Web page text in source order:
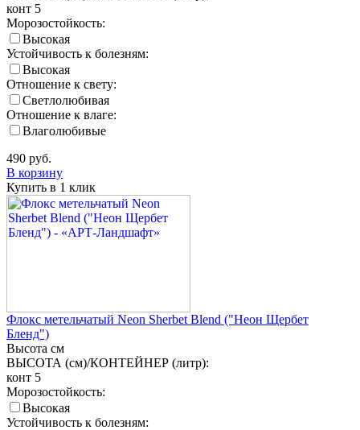
конт 5
Морозостойкость:
Высокая
Устойчивость к болезням:
Высокая
Отношение к свету:
Светлолюбивая
Отношение к влаге:
Влаголюбивые
490 руб.
В корзину
Купить в 1 клик
Флокс метельчатый Neon Sherbet Blend ("Неон Щербет
Бленд")
Высота см
ВЫСОТА (см)/КОНТЕЙНЕР (литр):
конт 5
Морозостойкость:
Высокая
Устойчивость к болезням: